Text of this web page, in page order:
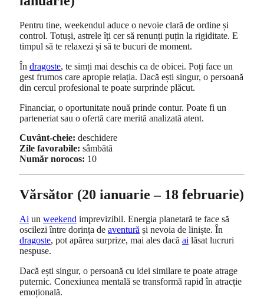
Pentru tine, weekendul aduce o nevoie clară de ordine și
control. Totuși, astrele îți cer să renunți puțin la rigiditate. E
timpul să te relaxezi și să te bucuri de moment.
În dragoste, te simți mai deschis ca de obicei. Poți face un
gest frumos care apropie relația. Dacă ești singur, o persoană
din cercul profesional te poate surprinde plăcut.
Financiar, o oportunitate nouă prinde contur. Poate fi un
parteneriat sau o ofertă care merită analizată atent.
Cuvânt-cheie: deschidere
Zile favorabile: sâmbătă
Număr norocos: 10
Vărsător (20 ianuarie – 18 februarie)
Ai un weekend imprevizibil. Energia planetară te face să
oscilezi între dorința de aventură și nevoia de liniște. În
dragoste, pot apărea surprize, mai ales dacă ai lăsat lucruri
nespuse.
Dacă ești singur, o persoană cu idei similare te poate atrage
puternic. Conexiunea mentală se transformă rapid în atracție
emoțională.